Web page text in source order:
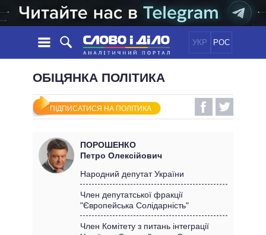
УКР РОС
НОВИНИ
СТРІЧКА
ПОДІЇ
СТАТТІ
ДУМКИ
ОГЛЯДИ
ДАЙДЖЕСТИ
ПОЛІТИКА
ЕКОНОМІКА
СВІТ
ОБIЦЯНКИ
УСІ ПОЛІТИКИ
ПРЕЗИДЕНТ І ОФІС
КАБІНЕТ МІНІСТРІВ
ГОЛОВИ ОБЛАДМІНІСТРАЦІЙ
ІНФОГРАФІКА
ВІДЕО
ПІДТРИМАТИ
ПОРІВНЯННЯ ПОЛІТИКІВ
ОБІЦЯНКА ПОЛІТИКА
ПІДПИСАТИСЯ НА ПОЛІТИКА
ПОРОШЕНКО
Петро Олексійович
Народний депутат України
Член депутатської фракції
"Європейська Солідарність"
Член Комітету з питань інтеграції